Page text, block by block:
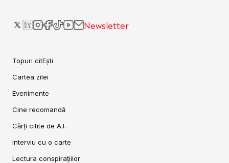
Newsletter
Topuri citEști
Cartea zilei
Evenimente
Cine recomandă
Cărți citite de A.I.
Interviu cu o carte
Lectura conspirațiilor